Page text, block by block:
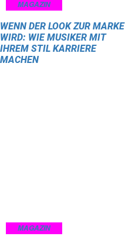
MAGAZIN
WENN DER LOOK ZUR MARKE
WIRD: WIE MUSIKER MIT
IHREM STIL KARRIERE
MACHEN
MAGAZIN